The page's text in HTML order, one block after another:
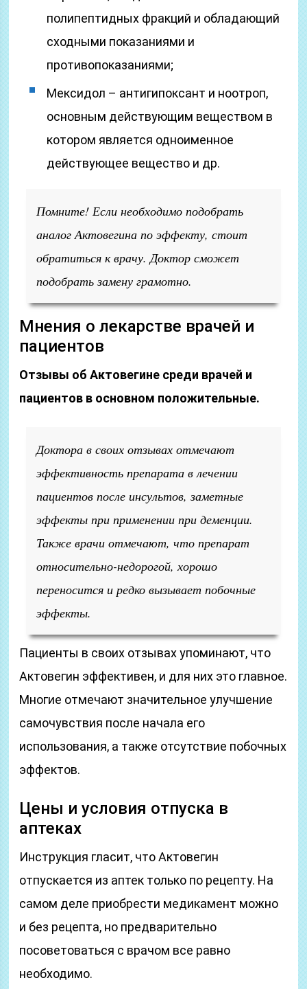
полипептидных фракций и обладающий
сходными показаниями и
противопоказаниями;
Мексидол – антигипоксант и ноотроп,
основным действующим веществом в
котором является одноименное
действующее вещество и др.
Помните! Если необходимо подобрать
аналог Актовегина по эффекту, стоит
обратиться к врачу. Доктор сможет
подобрать замену грамотно.
Мнения о лекарстве врачей и
пациентов
Отзывы об Актовегине среди врачей и
пациентов в основном положительные.
Доктора в своих отзывах отмечают
эффективность препарата в лечении
пациентов после инсультов, заметные
эффекты при применении при деменции.
Также врачи отмечают, что препарат
относительно-недорогой, хорошо
переносится и редко вызывает побочные
эффекты.
Пациенты в своих отзывах упоминают, что
Актовегин эффективен, и для них это главное.
Многие отмечают значительное улучшение
самочувствия после начала его
использования, а также отсутствие побочных
эффектов.
Цены и условия отпуска в
аптеках
Инструкция гласит, что Актовегин
отпускается из аптек только по рецепту. На
самом деле приобрести медикамент можно
и без рецепта, но предварительно
посоветоваться с врачом все равно
необходимо.